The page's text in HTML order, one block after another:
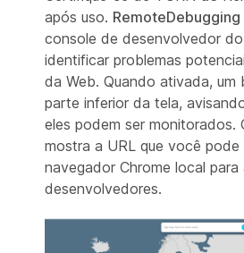
após uso. RemoteDebugging
console de desenvolvedor
identificar problemas
da Web. Quando ativada, um
parte inferior da tela,
eles podem ser monitorados.
mostra a URL que você pode
navegador Chrome local
desenvolvedores.